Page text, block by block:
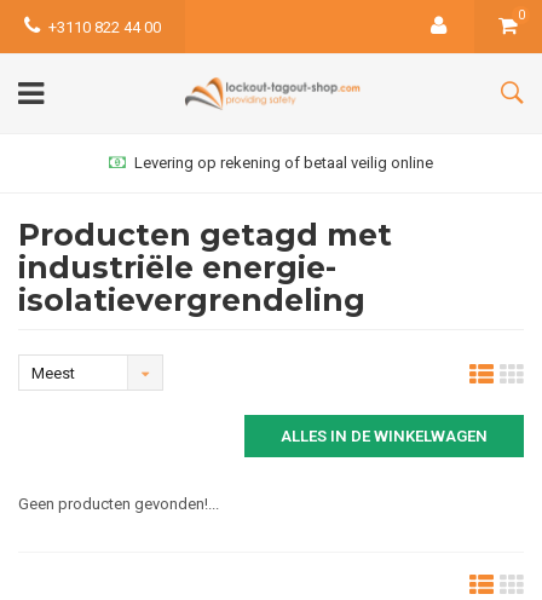
+3110 822 44 00
0
Levering op rekening of betaal veilig online
Producten getagd met
industriële energie-
isolatievergrendeling
Meest
ALLES IN DE WINKELWAGEN
Geen producten gevonden!...